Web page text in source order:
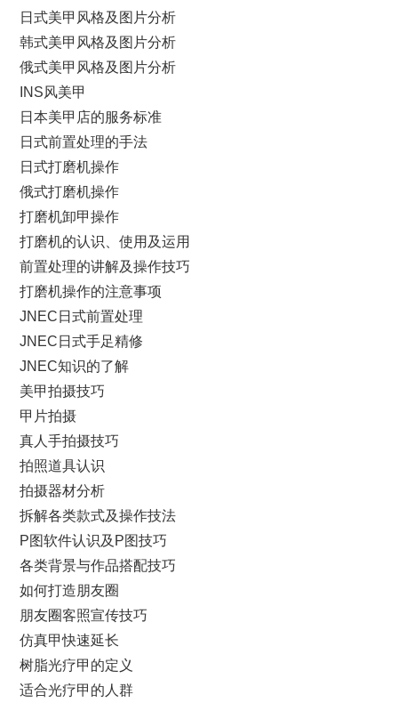
日式美甲风格及图片分析
韩式美甲风格及图片分析
俄式美甲风格及图片分析
INS风美甲
日本美甲店的服务标准
日式前置处理的手法
日式打磨机操作
俄式打磨机操作
打磨机卸甲操作
打磨机的认识、使用及运用
前置处理的讲解及操作技巧
打磨机操作的注意事项
JNEC日式前置处理
JNEC日式手足精修
JNEC知识的了解
美甲拍摄技巧
甲片拍摄
真人手拍摄技巧
拍照道具认识
拍摄器材分析
拆解各类款式及操作技法
P图软件认识及P图技巧
各类背景与作品搭配技巧
如何打造朋友圈
朋友圈客照宣传技巧
仿真甲快速延长
树脂光疗甲的定义
适合光疗甲的人群